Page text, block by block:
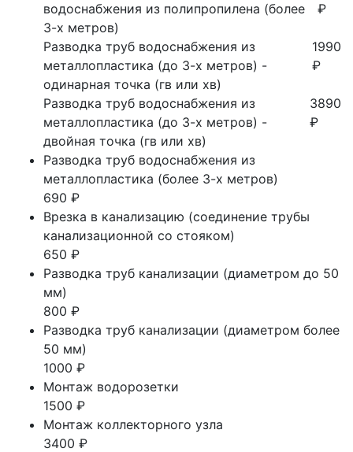
водоснабжения из полипропилена (более
3-х метров)
₽
Разводка труб водоснабжения из
металлопластика (до 3-х метров) -
одинарная точка (гв или хв)
1990
₽
Разводка труб водоснабжения из
металлопластика (до 3-х метров) -
двойная точка (гв или хв)
3890
₽
Разводка труб водоснабжения из
металлопластика (более 3-х метров)
690 ₽
Врезка в канализацию (соединение трубы
канализационной со стояком)
650 ₽
Разводка труб канализации (диаметром до 50
мм)
800 ₽
Разводка труб канализации (диаметром более
50 мм)
1000 ₽
Монтаж водорозетки
1500 ₽
Монтаж коллекторного узла
3400 ₽